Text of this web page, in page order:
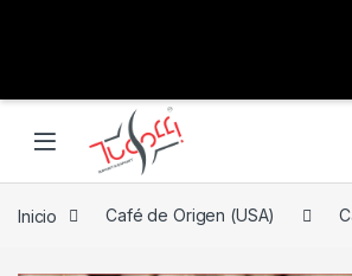
Inicio Café de Origen (USA)